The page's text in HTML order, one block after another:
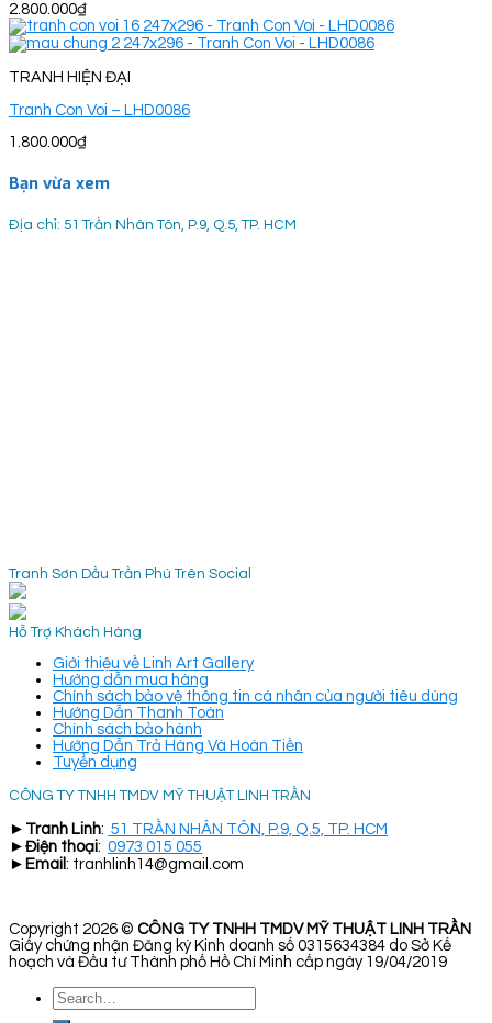
2.800.000₫
TRANH HIỆN ĐẠI
Tranh Con Voi – LHD0086
1.800.000₫
Bạn vừa xem
Địa chỉ: 51 Trần Nhân Tôn, P.9, Q.5, TP. HCM
Tranh Sơn Dầu Trần Phú Trên Social
Hỗ Trợ Khách Hàng
Giới thiệu về Linh Art Gallery
Hướng dẫn mua hàng
Chính sách bảo vệ thông tin cá nhân của người tiêu dùng
Hướng Dẫn Thanh Toán
Chính sách bảo hành
Hướng Dẫn Trả Hàng Và Hoàn Tiền
Tuyển dụng
CÔNG TY TNHH TMDV MỸ THUẬT LINH TRẦN
► Tranh Linh: 51 TRẦN NHÂN TÔN, P.9, Q.5, TP. HCM
► Điện thoại: 0973 015 055
► Email : tranhlinh14@gmail.com
Copyright 2026 © CÔNG TY TNHH TMDV MỸ THUẬT LINH TRẦN
Giấy chứng nhận Đăng ký Kinh doanh số 0315634384 do Sở Kế
hoạch và Đầu tư Thành phố Hồ Chí Minh cấp ngày 19/04/2019
Search
for: